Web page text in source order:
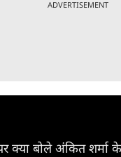
ADVERTISEMENT
क्या बोले अंकित शर्मा